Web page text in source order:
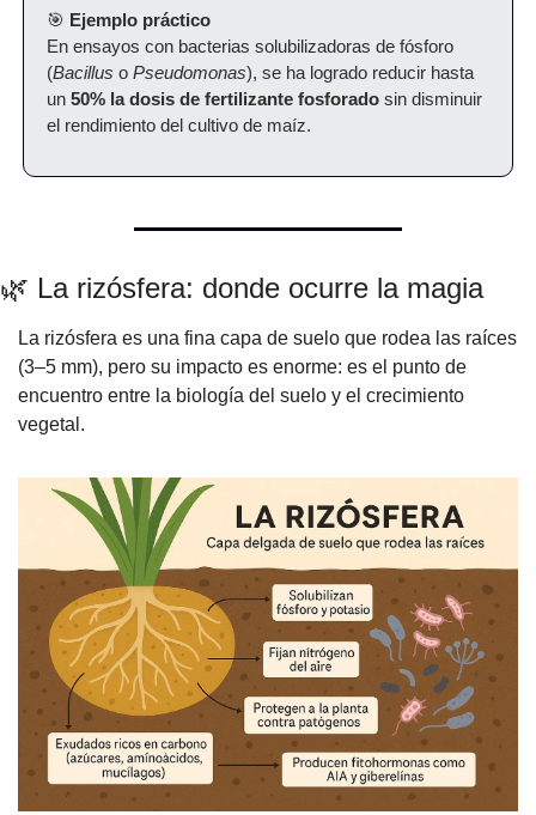
🎯 Ejemplo práctico
En ensayos con bacterias solubilizadoras de fósforo
(Bacillus o Pseudomonas), se ha logrado reducir hasta
un 50% la dosis de fertilizante fosforado sin disminuir
el rendimiento del cultivo de maíz.
🌿 La rizósfera: donde ocurre la magia
La rizósfera es una fina capa de suelo que rodea las raíces
(3–5 mm), pero su impacto es enorme: es el punto de
encuentro entre la biología del suelo y el crecimiento
vegetal.